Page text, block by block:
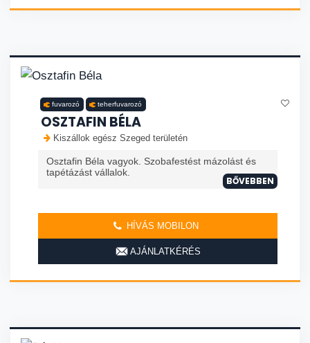
fuvarozó teherfuvarozó
OSZTAFIN BÉLA
Kiszállok egész Szeged területén
Osztafin Béla vagyok. Szobafestést mázolást és
tapétázást vállalok.
BŐVEBBEN
HÍVÁS MOBILON
AJÁNLATKÉRÉS